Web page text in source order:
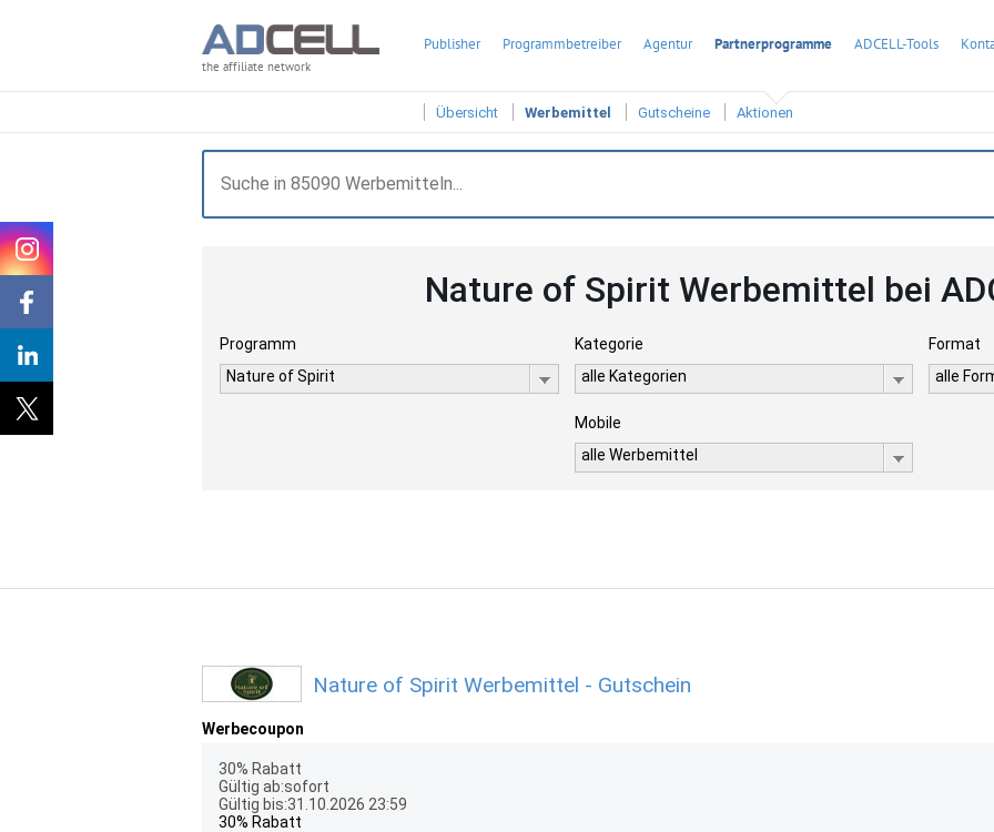
the affiliate network
Publisher Programmbetreiber Agentur Partnerprogramme ADCELL-Tools
Übersicht Werbemittel Gutscheine Aktionen
Nature of Spirit Werbemittel bei
Programm
Nature of Spirit
Kategorie
alle Kategorien
Format
alle
Mobile
alle Werbemittel
Nature of Spirit Werbemittel - Gutschein
Werbecoupon
30% Rabatt
Gültig ab:sofort
Gültig bis:31.10.2026 23:59
30% Rabatt